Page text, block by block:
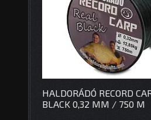
HALDORÁDÓ RECORD
BLACK 0,32 MM / 750 M